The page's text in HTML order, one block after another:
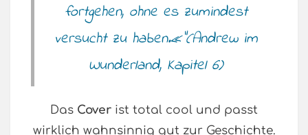
fortgehen, ohne es zumindest
versucht zu haben.«”(Andrew im
Wunderland, Kapitel 6)
Das Cover ist total cool und passt
wirklich wahnsinnig gut zur Geschichte.